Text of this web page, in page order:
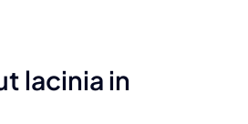
lacinia in